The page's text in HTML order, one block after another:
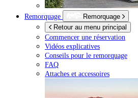
Remorquage
Remorquage
Retour au menu principal
Commencer une réservation
Vidéos explicatives
Conseils pour le remorquage
FAQ
Attaches et accessoires